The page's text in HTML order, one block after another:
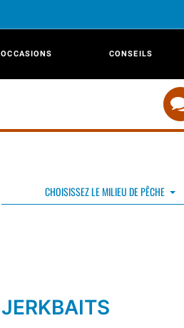
OCCASIONS CONSEILS
CHOISISSEZ LE MILIEU DE PÊCHE
JERKBAITS